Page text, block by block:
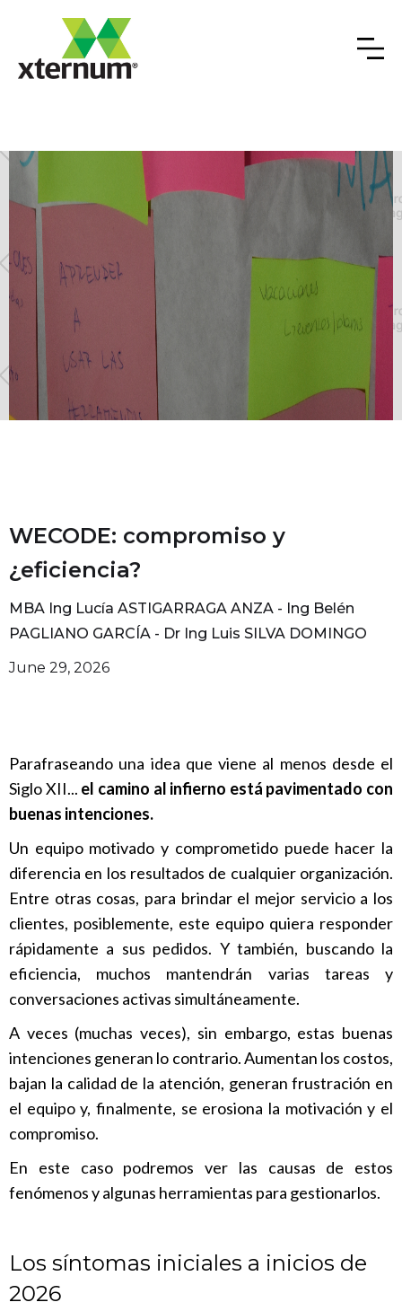
WECODE: compromiso y
¿eficiencia?
MBA Ing Lucía ASTIGARRAGA ANZA - Ing Belén
PAGLIANO GARCÍA - Dr Ing Luis SILVA DOMINGO
June 29, 2026
Parafraseando una idea que viene al menos desde el
Siglo XII... el camino al infierno está pavimentado con
buenas intenciones.
Un equipo motivado y comprometido puede hacer la
diferencia en los resultados de cualquier organización.
Entre otras cosas, para brindar el mejor servicio a los
clientes, posiblemente, este equipo quiera responder
rápidamente a sus pedidos. Y también, buscando la
eficiencia, muchos mantendrán varias tareas y
conversaciones activas simultáneamente.
A veces (muchas veces), sin embargo, estas buenas
intenciones generan lo contrario. Aumentan los costos,
bajan la calidad de la atención, generan frustración en
el equipo y, finalmente, se erosiona la motivación y el
compromiso.
En este caso podremos ver las causas de estos
fenómenos y algunas herramientas para gestionarlos.
Los síntomas iniciales a inicios de
2026